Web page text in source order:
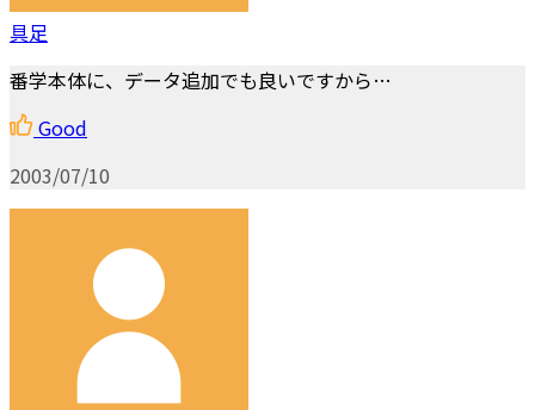
具足
番学本体に、データ追加でも良いですから…
Good
2003/07/10